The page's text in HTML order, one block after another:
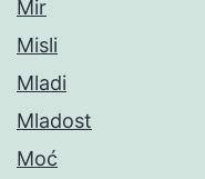
Mir
Misli
Mladi
Mladost
Moć